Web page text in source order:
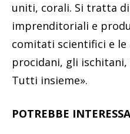
uniti, corali. Si tratta
imprenditoriali e
comitati scientifici e le
procidani, gli
Tutti insieme».
POTREBBE